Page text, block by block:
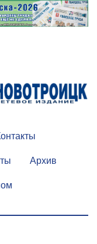
Архив